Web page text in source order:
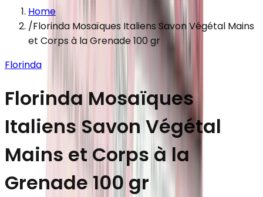
Home
/Florinda Mosaïques Italiens Savon Végétal Mains
et Corps à la Grenade 100 gr
Florinda
Florinda Mosaïques
Italiens Savon Végétal
Mains et Corps à la
Grenade 100 gr